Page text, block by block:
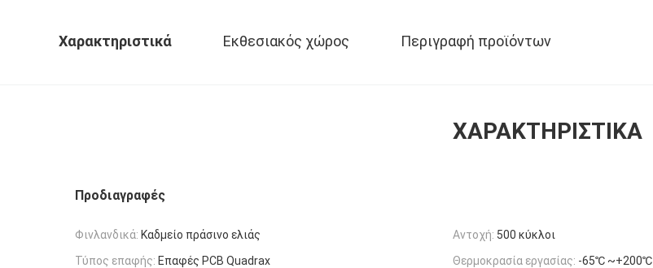
Χαρακτηριστικά Εκθεσιακός χώρος Περιγραφή προϊόντων
ΧΑΡΑΚΤΗΡΙΣΤΙΚΆ
Προδιαγραφές
Φινλανδικά: Καδμείο πράσινο ελιάς Αντοχή: 500 κύκλοι
Τύπος επαφής: Επαφές PCB Quadrax Θερμοκρασία εργασίας: -65℃ ~+200℃